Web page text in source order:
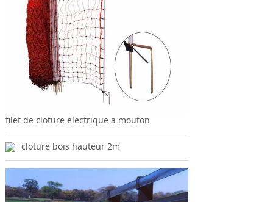
filet de cloture electrique a mouton
cloture bois hauteur 2m